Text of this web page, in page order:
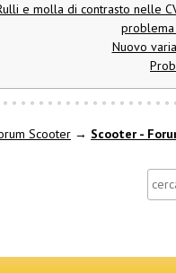
e molla di contrasto nelle
Nuovo
Scooter → Scooter -